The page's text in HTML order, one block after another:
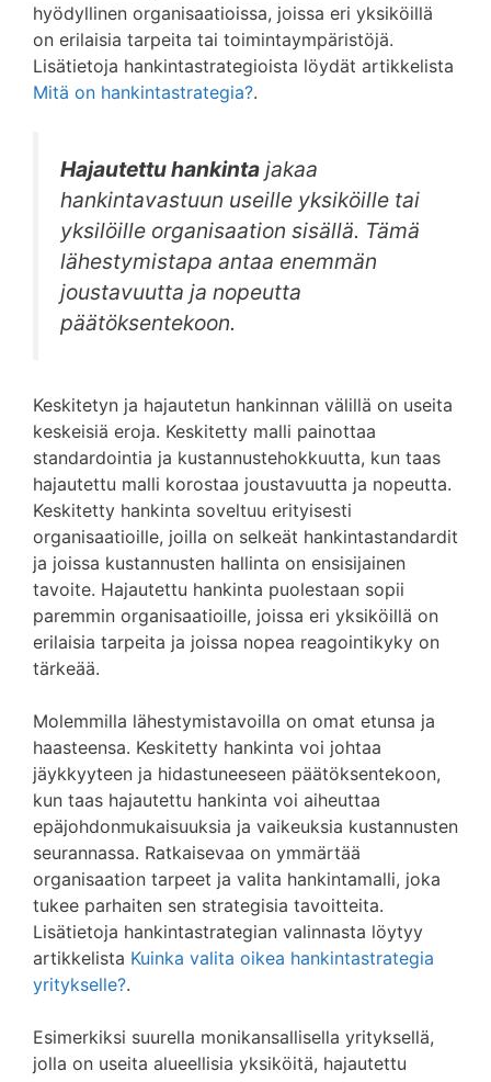
hyödyllinen organisaatioissa, joissa eri yksiköillä
on erilaisia tarpeita tai toimintaympäristöjä.
Lisätietoja hankintastrategioista löydät artikkelista
Mitä on hankintastrategia?.
Hajautettu hankinta jakaa
hankintavastuun useille yksiköille tai
yksilöille organisaation sisällä. Tämä
lähestymistapa antaa enemmän
joustavuutta ja nopeutta
päätöksentekoon.
Keskitetyn ja hajautetun hankinnan välillä on useita
keskeisiä eroja. Keskitetty malli painottaa
standardointia ja kustannustehokkuutta, kun taas
hajautettu malli korostaa joustavuutta ja nopeutta.
Keskitetty hankinta soveltuu erityisesti
organisaatioille, joilla on selkeät hankintastandardit
ja joissa kustannusten hallinta on ensisijainen
tavoite. Hajautettu hankinta puolestaan sopii
paremmin organisaatioille, joissa eri yksiköillä on
erilaisia tarpeita ja joissa nopea reagointikyky on
tärkeää.
Molemmilla lähestymistavoilla on omat etunsa ja
haasteensa. Keskitetty hankinta voi johtaa
jäykkyyteen ja hidastuneeseen päätöksentekoon,
kun taas hajautettu hankinta voi aiheuttaa
epäjohdonmukaisuuksia ja vaikeuksia kustannusten
seurannassa. Ratkaisevaa on ymmärtää
organisaation tarpeet ja valita hankintamalli, joka
tukee parhaiten sen strategisia tavoitteita.
Lisätietoja hankintastrategian valinnasta löytyy
artikkelista Kuinka valita oikea hankintastrategia
yritykselle?.
Esimerkiksi suurella monikansallisella yrityksellä,
jolla on useita alueellisia yksiköitä, hajautettu